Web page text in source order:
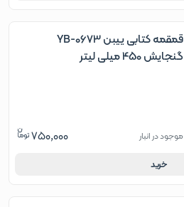
قمقمه کتابی ییبن YB-0673
گنجایش 450 میلی لیتر
موجود در انبار 750,000
خرید